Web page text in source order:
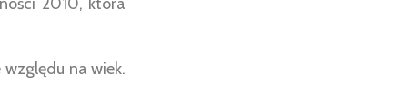
na wiek.